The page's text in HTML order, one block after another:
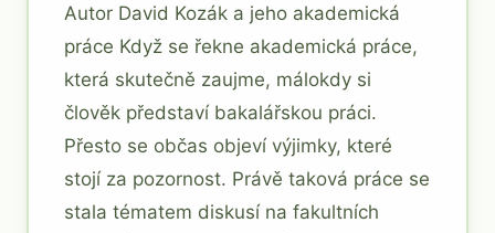
Autor David Kozák a jeho akademická
práce Když se řekne akademická práce,
která skutečně zaujme, málokdy si
člověk představí bakalářskou práci.
Přesto se občas objeví výjimky, které
stojí za pozornost. Právě taková práce se
stala tématem diskusí na fakultních